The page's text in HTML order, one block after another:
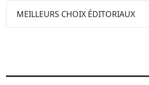
MEILLEURS CHOIX ÉDITORIAUX